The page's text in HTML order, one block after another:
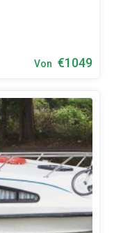
Von €1049